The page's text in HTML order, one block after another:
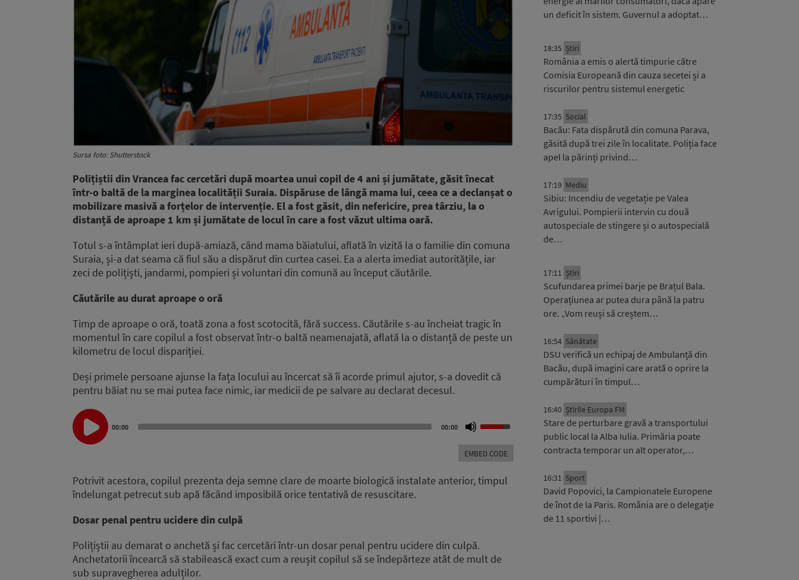
Sursa foto: Shutterstock
Polițiștii din Vrancea fac cercetări după moartea unui copil de 4 ani și jumătate, găsit înecat
într-o baltă de la marginea localității Suraia. Dispăruse de lângă mama lui, ceea ce a declanșat o
mobilizare masivă a forțelor de intervenție. El a fost găsit, din nefericire, prea târziu, la o
distanță de aproape 1 km și jumătate de locul în care a fost văzut ultima oară.
Totul s-a întâmplat ieri după-amiază, când mama băiatului, aflată în vizită la o familie din comuna
Suraia, și-a dat seama că fiul său a dispărut din curtea casei. Ea a alerta imediat autoritățile, iar
zeci de polițiști, jandarmi, pompieri și voluntari din comună au început căutările.
Căutările au durat aproape o oră
Timp de aproape o oră, toată zona a fost scotocită, fără success. Căutările s-au încheiat tragic în
momentul în care copilul a fost observat într-o baltă neamenajată, aflată la o distanță de peste un
kilometru de locul dispariției.
Deși primele persoane ajunse la fața locului au încercat să îi acorde primul ajutor, s-a dovedit că
pentru băiat nu se mai putea face nimic, iar medicii de pe salvare au declarat decesul.
Audio
Player
00:00 00:00
Up/Down
keys
increase
EMBED CODE
Potrivit acestora, copilul prezenta deja semne clare de moarte biologică instalate anterior, timpul
îndelungat petrecut sub apă făcând imposibilă orice tentativă de resuscitare.
Dosar penal pentru ucidere din culpă
Polițiștii au demarat o anchetă și fac cercetări într-un dosar penal pentru ucidere din culpă.
Anchetatorii încearcă să stabilească exact cum a reușit copilul să se îndepărteze atât de mult de
sub supravegherea adulților.
un deficit în sistem. Guvernul a adoptat…
18:35 Știri
România a emis o alertă timpurie către
Comisia Europeană din cauza secetei și a
riscurilor pentru sistemul energetic
17:35 Social
Bacău: Fata dispărută din comuna Parava,
găsită după trei zile în localitate. Poliția face
apel la părinți privind…
17:19 Mediu
Sibiu: Incendiu de vegetație pe Valea
Avrigului. Pompierii intervin cu două
autospeciale de stingere și o autospecială
de…
17:11 Știri
Scufundarea primei barje pe Brațul Bala.
Operațiunea ar putea dura până la patru
ore. „Vom reuși să creștem…
16:54 Sănătate
DSU verifică un echipaj de Ambulanță din
Bacău, după imagini care arată o oprire la
cumpărături în timpul…
16:40 Știrile Europa FM
Stare de perturbare gravă a transportului
public local la Alba Iulia. Primăria poate
contracta temporar un alt operator,…
16:31 Sport
David Popovici, la Campionatele Europene
de înot de la Paris. România are o delegație
de 11 sportivi |…